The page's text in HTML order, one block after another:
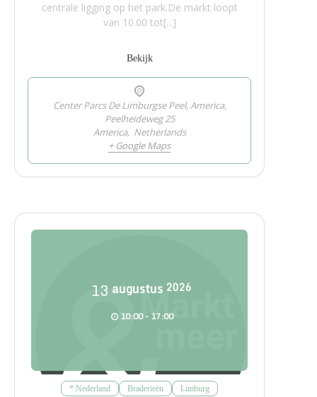
centrale ligging op het park.De markt loopt
van 10.00 tot[...]
Bekijk
Center Parcs De Limburgse Peel, America,
Peelheideweg 25
America, Netherlands
+ Google Maps
13 augustus 2026
10:00 - 17:00
* Nederland Braderieën Limburg